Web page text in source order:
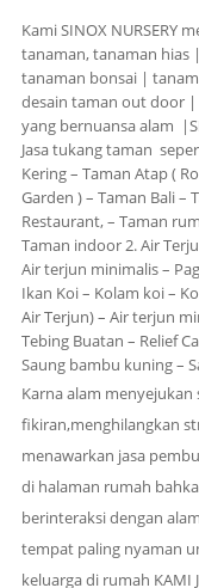
Kami SINOX NURSERY
tanaman,tanaman hias
tanaman bonsai |
desain taman out door
yang bernuansa alam
Jasa tukang taman
Kering – Taman Atap (
Garden ) – Taman Bali –
Restaurant, – Taman
Taman indoor2. Air
Air terjun minimalis –
Ikan Koi– Kolam koi –
Air Terjun) – Air terjun
Tebing Buatan – Relief
Saung bambu kuning –
Karna alam
fikiran,menghilangkan
menawarkan jasa
di halaman rumah
berinteraksi dengan
tempat paling nyaman
keluarga di rumah KAMI